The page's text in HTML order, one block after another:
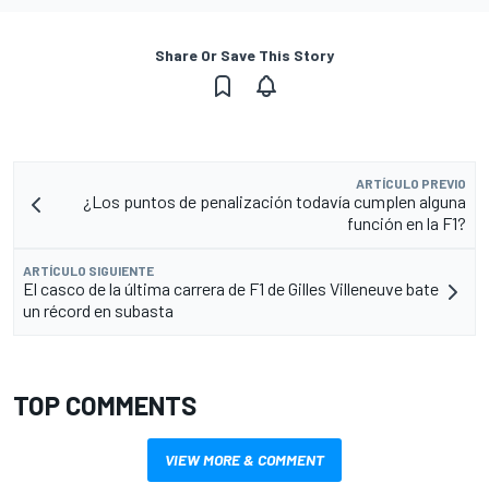
Share Or Save This Story
ARTÍCULO PREVIO
¿Los puntos de penalización todavía cumplen alguna
función en la F1?
ARTÍCULO SIGUIENTE
El casco de la última carrera de F1 de Gilles Villeneuve bate
un récord en subasta
TOP COMMENTS
VIEW MORE & COMMENT